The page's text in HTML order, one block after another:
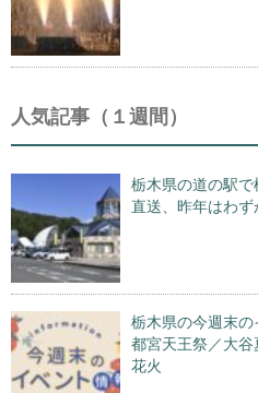
人気記事（１週間）
栃木県の道の駅
直送、昨年はわ
栃木県の今週末
都宮天王祭／大
花火